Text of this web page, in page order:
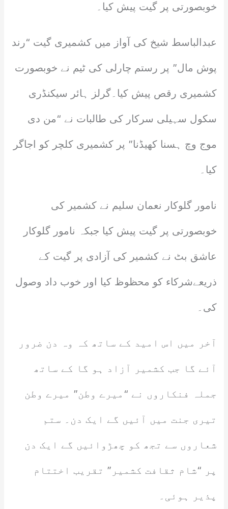
خوبصورتی پر گیت پیش کیا۔
عبدالباسط شیخ کی آواز میں کشمیری گیت “رند
پوش مال” پر رستم چارلی کی ٹیم نے خوبصورت
کشمیری رقص پیش کیا۔گرلز ہائر سیکنڈری
سکول سہیلی سرکار کی طالبات نے “من دی
موج وچ ہسنا کھیڈنا” پر کشمیری کلچر کو اجاگر
کیا۔
نامور گلوکار نعمان سلیم نے کشمیر کی
خوبصورتی پر گیت پیش کیا جبکہ نامور گلوکار
عاشق بٹ نے کشمیر کی آزادی پر گیت کے
ذریعےشرکاء کو محظوظ کیا اور خوب داد وصول
کی۔
آخر میں اس امید کے ساتھ کہ وہ دن ضرور
آئے گا جب کشمیر آزاد ہو گا کے ساتھ
جملہ فنکاروں نے “میرے وطن” میرے وطن
تیری جنت میں آئیں گے ایک دن۔ ستم
شعاروں سے تجھ کو چھڑوائیں گے ایک دن
پر “شام ثقافت کشمیر” تقریب اختتام
پذیر ہوئی۔